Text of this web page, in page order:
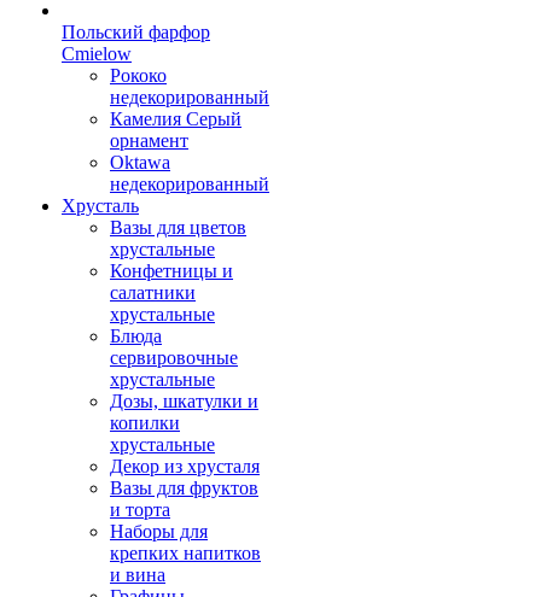
Польский фарфор
Сmielow
Рококо
недекорированный
Камелия Серый
орнамент
Oktawa
недекорированный
Хрусталь
Вазы для цветов
хрустальные
Конфетницы и
салатники
хрустальные
Блюда
сервировочные
хрустальные
Дозы, шкатулки и
копилки
хрустальные
Декор из хрусталя
Вазы для фруктов
и торта
Наборы для
крепких напитков
и вина